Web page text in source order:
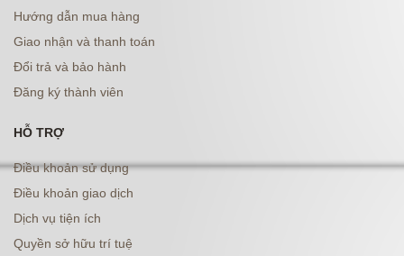
Hướng dẫn mua hàng
Giao nhận và thanh toán
Đổi trả và bảo hành
Đăng ký thành viên
HỖ TRỢ
Điều khoản sử dụng
Điều khoản giao dịch
Dịch vụ tiện ích
Quyền sở hữu trí tuệ